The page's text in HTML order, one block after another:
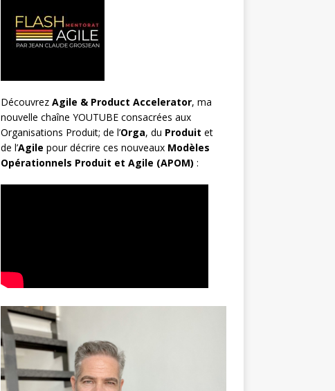
Découvrez Agile & Product Accelerator, ma
nouvelle chaîne YOUTUBE consacrées aux
Organisations Produit; de l’Orga, du Produit et
de l’Agile pour décrire ces nouveaux Modèles
Opérationnels Produit et Agile (APOM) :